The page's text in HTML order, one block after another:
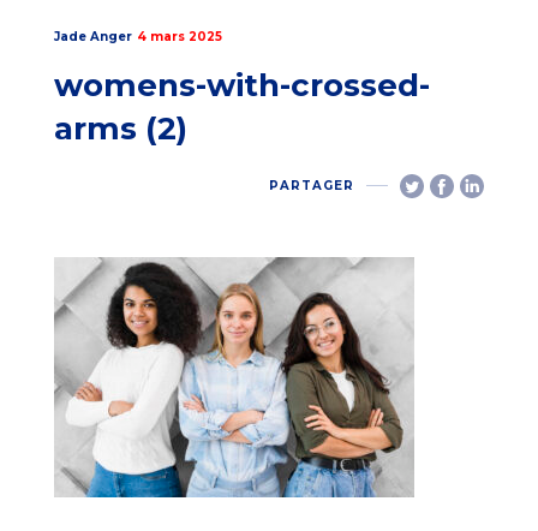
Jade Anger 4 mars 2025
womens-with-crossed-
arms (2)
PARTAGER